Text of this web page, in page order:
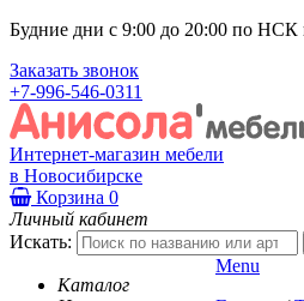
Будние дни с 9:00 до 20:00 по НСК
Заказать звонок
+7-996-546-0311
Интернет-магазин мебели
в Новосибирске
Корзина 0
Личный кабинет
Искать:
Каталог
Menu